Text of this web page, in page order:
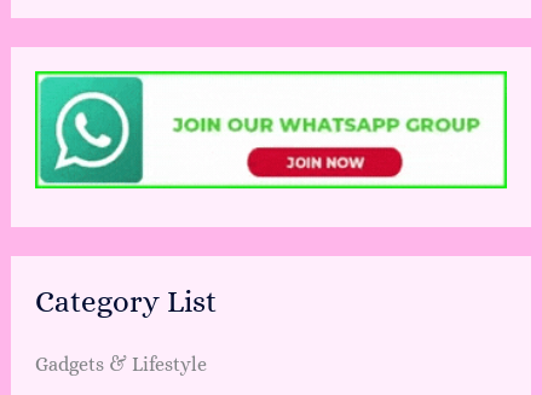
Category List
Gadgets & Lifestyle